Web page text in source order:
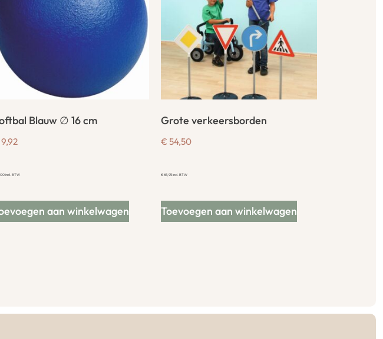
Blauw ∅ 16 cm
9,92
incl. BTW
aan winkelwagen
Grote verkeersborden
€ 54,50
€65,95incl. BTW
Toevoegen aan winkelwagen